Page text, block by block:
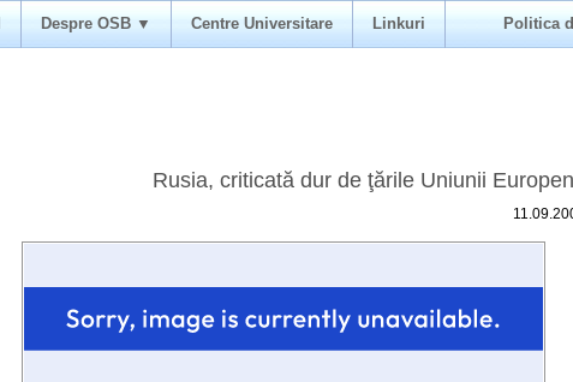
Despre OSB ▼ Centre Universitare Linkuri Politica
Rusia, criticată dur de ţările Uniunii